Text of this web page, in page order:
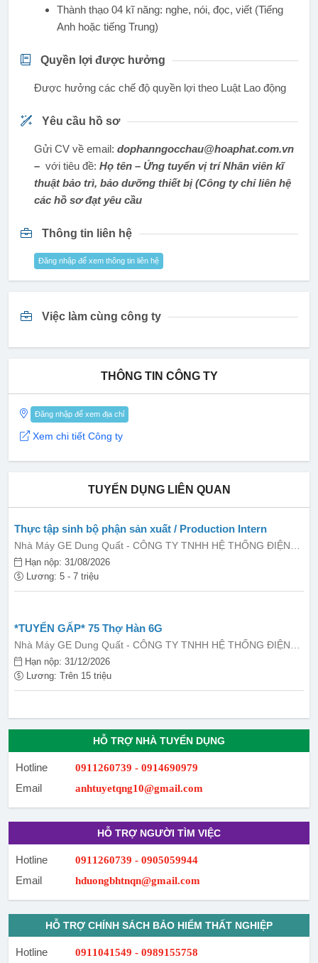
Thành thạo 04 kĩ năng: nghe, nói, đọc, viết (Tiếng
Anh hoặc tiếng Trung)
Quyền lợi được hưởng
Được hưởng các chế độ quyền lợi theo Luật Lao động
Yêu cầu hồ sơ
Gửi CV về email: dophanngocchau@hoaphat.com.vn
– với tiêu đề: Họ tên – Ứng tuyển vị trí Nhân viên kĩ
thuật bảo trì, bảo dưỡng thiết bị (Công ty chỉ liên hệ
các hồ sơ đạt yêu cầu
Thông tin liên hệ
Đăng nhập để xem thông tin liên hệ
Việc làm cùng công ty
THÔNG TIN CÔNG TY
Đăng nhập để xem địa chỉ
Xem chi tiết Công ty
TUYỂN DỤNG LIÊN QUAN
Thực tập sinh bộ phận sản xuất / Production Intern
Nhà Máy GE Dung Quất - CÔNG TY TNHH HỆ THỐNG ĐIỆN
GE VIỆT NAM
Hạn nộp: 31/08/2026
Lương: 5 - 7 triệu
*TUYỂN GẤP* 75 Thợ Hàn 6G
Nhà Máy GE Dung Quất - CÔNG TY TNHH HỆ THỐNG ĐIỆN
GE VIỆT NAM
Hạn nộp: 31/12/2026
Lương: Trên 15 triệu
HỖ TRỢ NHÀ TUYỂN DỤNG
Hotline 0911260739 - 0914690979
Email anhtuyetqng10@gmail.com
HỖ TRỢ NGƯỜI TÌM VIỆC
Hotline 0911260739 - 0905059944
Email hduongbhtnqn@gmail.com
HỖ TRỢ CHÍNH SÁCH BẢO HIỂM THẤT NGHIỆP
Hotline 0911041549 - 0989155758